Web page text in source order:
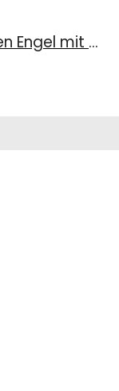
Münchner Geschichte(n), 22/2012: Die guten Engel mit den weißen Flügelhauben